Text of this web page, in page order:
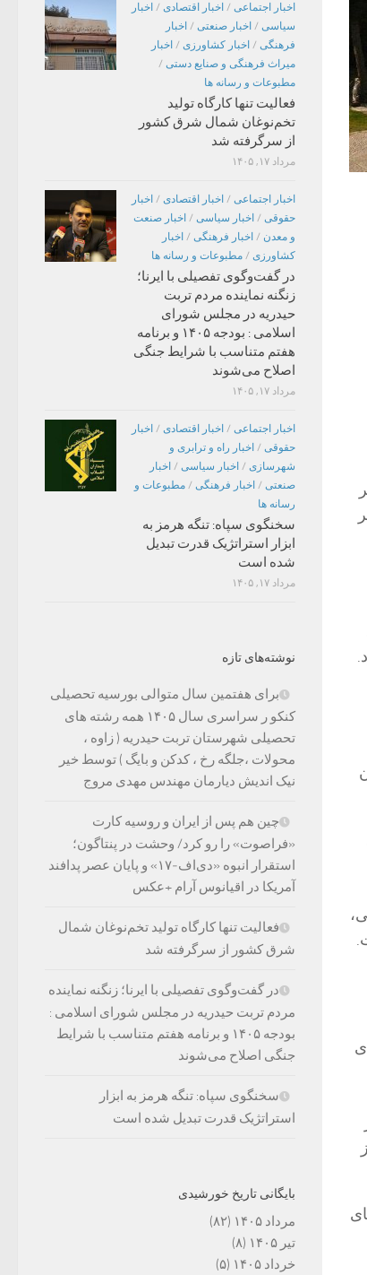
اخبار اجتماعی / اخبار اقتصادی / اخبار
سیاسی / اخبار صنعتی / اخبار
فرهنگی / اخبار کشاورزی / اخبار
میراث فرهنگی و صنایع دستی /
مطبوعات و رسانه ها
فعالیت تنها کارگاه تولید
تخم‌نوغان شمال شرق کشور
از سرگرفته شد
مرداد ۱۷, ۱۴۰۵
اخبار اجتماعی / اخبار اقتصادی / اخبار
حقوقی / اخبار سیاسی / اخبار صنعت
و معدن / اخبار فرهنگی / اخبار
کشاورزی / مطبوعات و رسانه ها
در گفت‌وگوی تفصیلی با ایرنا؛
زنگنه نماینده مردم تربت
حیدریه در مجلس شورای
اسلامی : بودجه ۱۴۰۵ و برنامه
هفتم متناسب با شرایط جنگی
اصلاح می‌شوند
مرداد ۱۷, ۱۴۰۵
اخبار اجتماعی / اخبار اقتصادی / اخبار
حقوقی / اخبار راه و ترابری و
شهرسازی / اخبار سیاسی / اخبار
صنعتی / اخبار فرهنگی / مطبوعات و
رسانه ها
سخنگوی سپاه: تنگه هرمز به
ابزار استراتژیک قدرت تبدیل
شده است
مرداد ۱۷, ۱۴۰۵
نوشته‌های تازه
برای هفتمین سال متوالی بورسیه تحصیلی
کنکو ر سراسری سال ۱۴۰۵ همه رشته های
تحصیلی شهرستان تربت حیدریه ( زاوه ،
محولات ،جلگه رخ ، کدکن و بایگ ) توسط خیر
نیک اندیش دیارمان مهندس مهدی مروج
چین هم پس از ایران و روسیه کارت
«فراصوت» را رو کرد/ وحشت در پنتاگون؛
استقرار انبوه «دی‌اف‑۱۷» و پایان عصر پدافند
آمریکا در اقیانوس آرام +عکس
فعالیت تنها کارگاه تولید تخم‌نوغان شمال
شرق کشور از سرگرفته شد
در گفت‌وگوی تفصیلی با ایرنا؛ زنگنه نماینده
مردم تربت حیدریه در مجلس شورای اسلامی :
بودجه ۱۴۰۵ و برنامه هفتم متناسب با شرایط
جنگی اصلاح می‌شوند
سخنگوی سپاه: تنگه هرمز به ابزار
استراتژیک قدرت تبدیل شده است
بایگانی تاریخ خورشیدی
مرداد ۱۴۰۵
(۸۲)
تیر ۱۴۰۵
(۸)
خرداد ۱۴۰۵
(۵)